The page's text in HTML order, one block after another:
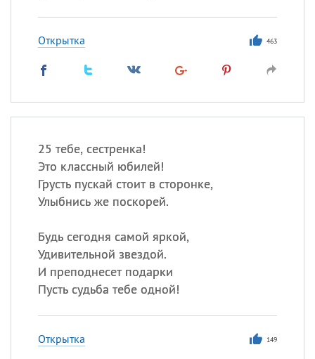
Открытка 463
25 тебе, сестренка!
Это классный юбилей!
Грусть пускай стоит в сторонке,
Улыбнись же поскорей.
Будь сегодня самой яркой,
Удивительной звездой.
И преподнесет подарки
Пусть судьба тебе одной!
Открытка 149